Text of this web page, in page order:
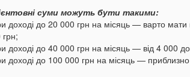
суми можуть бути такими:
доході до 20 000 грн на місяць — варто мати
доході до 40 000 грн на місяць — від 4 000
доході до 100 000 грн на місяць —